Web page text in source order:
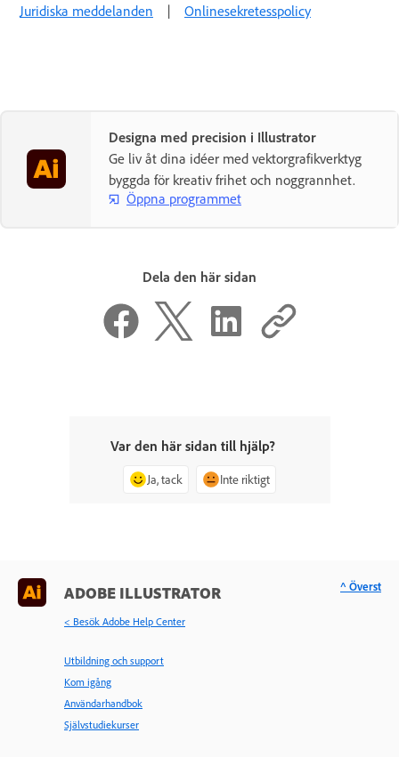
Juridiska meddelanden | Onlinesekretesspolicy
Designa med precision i Illustrator
Ge liv åt dina idéer med vektorgrafikverktyg
byggda för kreativ frihet och noggrannhet.
Öppna programmet
Dela den här sidan
Var den här sidan till hjälp?
Ja, tack Inte riktigt
ADOBE ILLUSTRATOR
< Besök Adobe Help Center
Utbildning och support
Kom igång
Användarhandbok
Självstudiekurser
^ Överst